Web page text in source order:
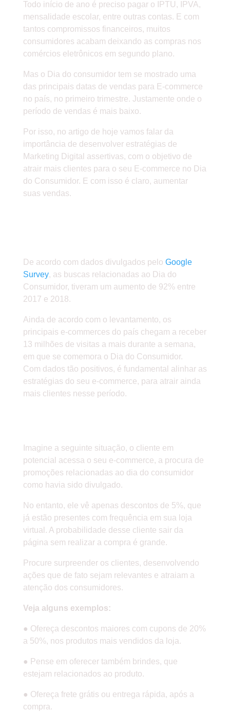
Todo início de ano é preciso pagar o IPTU, IPVA,
mensalidade escolar, entre outras contas. E com
tantos compromissos financeiros, muitos
consumidores acabam deixando as compras nos
comércios eletrônicos em segundo plano.
Mas o Dia do consumidor tem se mostrado uma
das principais datas de vendas para E-commerce
no país, no primeiro trimestre. Justamente onde o
período de vendas é mais baixo.
Por isso, no artigo de hoje vamos falar da
importância de desenvolver estratégias de
Marketing Digital assertivas, com o objetivo de
atrair mais clientes para o seu E-commerce no Dia
do Consumidor. E com isso é claro, aumentar
suas vendas.
De acordo com dados divulgados pelo Google
Survey, as buscas relacionadas ao Dia do
Consumidor, tiveram um aumento de 92% entre
2017 e 2018.
Ainda de acordo com o levantamento, os
principais e-commerces do país chegam a receber
13 milhões de visitas a mais durante a semana,
em que se comemora o Dia do Consumidor.
Com dados tão positivos, é fundamental alinhar as
estratégias do seu e-commerce, para atrair ainda
mais clientes nesse período.
Imagine a seguinte situação, o cliente em
potencial acessa o seu e-commerce, a procura de
promoções relacionadas ao dia do consumidor
como havia sido divulgado.
No entanto, ele vê apenas descontos de 5%, que
já estão presentes com frequência em sua loja
virtual. A probabilidade desse cliente sair da
página sem realizar a compra é grande.
Procure surpreender os clientes, desenvolvendo
ações que de fato sejam relevantes e atraiam a
atenção dos consumidores.
Veja alguns exemplos:
● Ofereça descontos maiores com cupons de 20%
a 50%, nos produtos mais vendidos da loja.
● Pense em oferecer também brindes, que
estejam relacionados ao produto.
● Ofereça frete grátis ou entrega rápida, após a
compra.